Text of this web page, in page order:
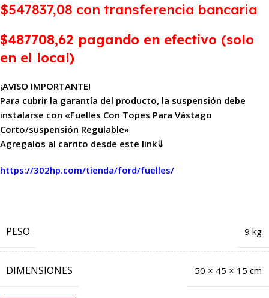
$547837,08 con transferencia bancaria
$487708,62 pagando en efectivo (solo
en el local)
¡AVISO IMPORTANTE!
Para cubrir la garantía del producto, la suspensión debe
instalarse con «Fuelles Con Topes Para Vástago
Corto/suspensión Regulable»
Agregalos al carrito desde este link⇓
https://302hp.com/tienda/ford/fuelles/
PESO 9 kg
DIMENSIONES 50 × 45 × 15 cm